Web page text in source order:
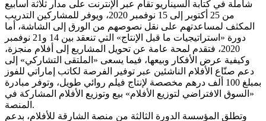
شاملة في كتابة السيناريو تقام عبر الإنترنت على مدار ثلاثة أسابيع
من 25 أكتوبر إلى 15 نوفمبر 2020، ويوفر للمشاركين التدريب
المكثف لمساعدتهم على نقل نصوصهم من الورق إلى الشاشة، أما
دورة «استراتيجيات ما قبل الإنتاج» التي تنعقد بين 14 و21 نوفمبر
2020، فتقدم لمحة عامة عن تحويل المشاريع إلى أفلام منجزة،
وكيفية عرض الأفكار وبيعها، فيما يسعى «الملتقى التشاركي» إلى
دعم صنّاع الأفلام الناشئين عبر توفير الفرصة لكاتب إماراتي للفوز
بمبلغ 100 ألف درهم مخصصة لإنتاج فيلم روائي طويل، وتوفر مبادرة
«السوق الافتراضي لتوزيع الأفلام» بيع وتوزيع الأفلام المشاركة في
المنصة.
وتطلق المؤسسة الدورة الثالثة من منصة الشارقة للأفلام، بدعم